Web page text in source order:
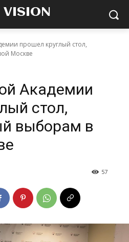
VISION
прошел круглый стол,
Москве
Академии
стол,
выборам в
57